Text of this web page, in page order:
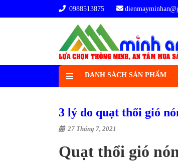
0988513875
DANH SÁCH SẢN PHẨM
3 lý do quạt thổi gió
27 Tháng 7, 2021
Quạt thổi gió